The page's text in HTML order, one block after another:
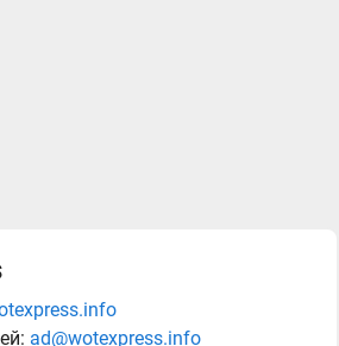
ad@wotexpress.info